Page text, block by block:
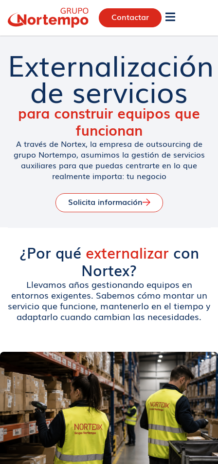
Contactar
Externalización
de servicios
para construir equipos que
funcionan
A través de Nortex, la empresa de outsourcing de
grupo Nortempo, asumimos la gestión de servicios
auxiliares para que puedas centrarte en lo que
realmente importa: tu negocio
Solicita información
¿Por qué externalizar con
Nortex?
Llevamos años gestionando equipos en
entornos exigentes. Sabemos cómo montar un
servicio que funcione, mantenerlo en el tiempo y
adaptarlo cuando cambian las necesidades.